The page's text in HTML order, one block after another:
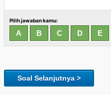
Pilih jawaban kamu:
Soal Selanjutnya >